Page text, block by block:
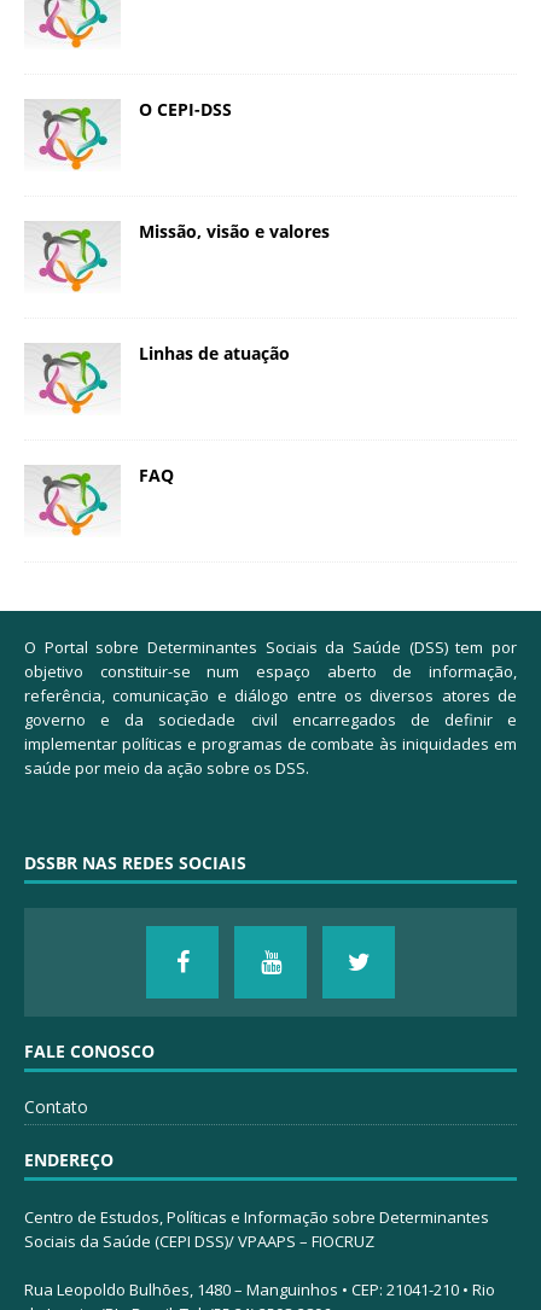
O CEPI-DSS
Missão, visão e valores
Linhas de atuação
FAQ
O Portal sobre Determinantes Sociais da Saúde (DSS) tem por
objetivo constituir-se num espaço aberto de informação,
referência, comunicação e diálogo entre os diversos atores de
governo e da sociedade civil encarregados de definir e
implementar políticas e programas de combate às iniquidades em
saúde por meio da ação sobre os DSS.
DSSBR NAS REDES SOCIAIS
FALE CONOSCO
Contato
ENDEREÇO
Centro de Estudos, Políticas e Informação sobre Determinantes
Sociais da Saúde (CEPI DSS)/ VPAAPS – FIOCRUZ
Rua Leopoldo Bulhões, 1480 – Manguinhos • CEP: 21041-210 • Rio